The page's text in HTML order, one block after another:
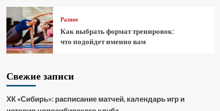
Разное
Как выбрать формат тренировок:
что подойдет именно вам
Свежие записи
ХК «Сибирь»: расписание матчей, календарь игр и